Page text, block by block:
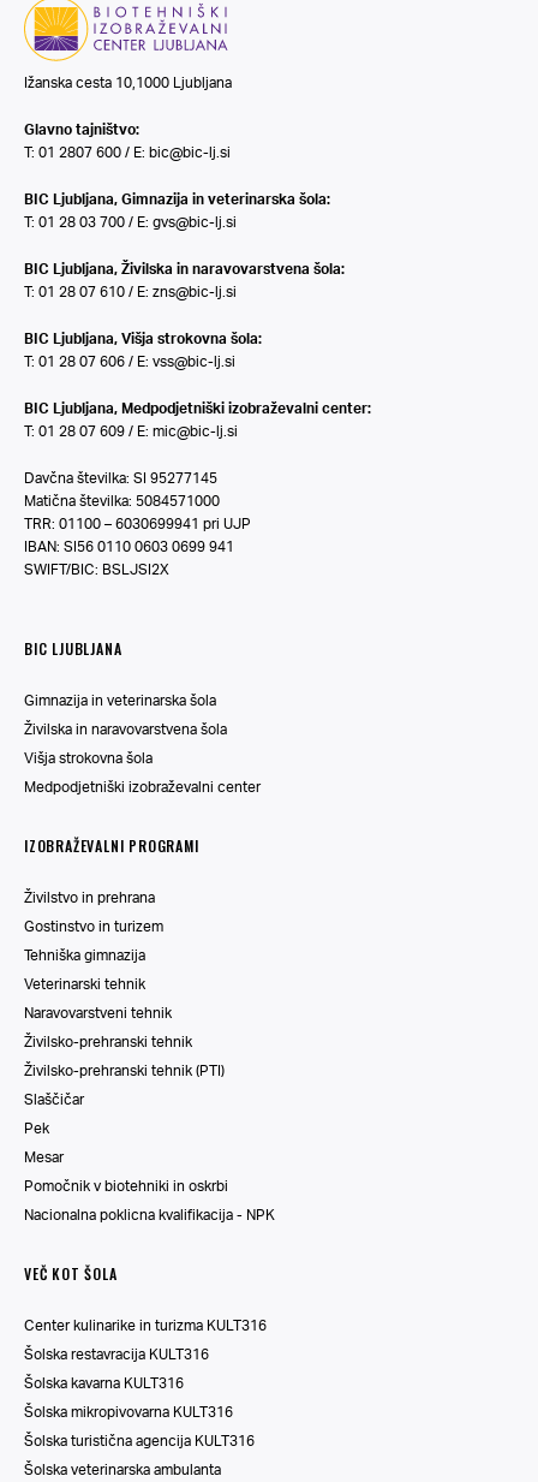
Ižanska cesta 10,1000 Ljubljana
Glavno tajništvo:
T: 01 2807 600 / E: bic@bic-lj.si
BIC Ljubljana, Gimnazija in veterinarska šola:
T: 01 28 03 700 / E: gvs@bic-lj.si
BIC Ljubljana, Živilska in naravovarstvena šola:
T: 01 28 07 610 / E: zns@bic-lj.si
BIC Ljubljana, Višja strokovna šola:
T: 01 28 07 606 / E: vss@bic-lj.si
BIC Ljubljana, Medpodjetniški izobraževalni center:
T: 01 28 07 609 / E: mic@bic-lj.si
Davčna številka: SI 95277145
Matična številka: 5084571000
TRR: 01100 – 6030699941 pri UJP
IBAN: SI56 0110 0603 0699 941
SWIFT/BIC: BSLJSI2X
BIC LJUBLJANA
Gimnazija in veterinarska šola
Živilska in naravovarstvena šola
Višja strokovna šola
Medpodjetniški izobraževalni center
IZOBRAŽEVALNI PROGRAMI
Živilstvo in prehrana
Gostinstvo in turizem
Tehniška gimnazija
Veterinarski tehnik
Naravovarstveni tehnik
Živilsko-prehranski tehnik
Živilsko-prehranski tehnik (PTI)
Slaščičar
Pek
Mesar
Pomočnik v biotehniki in oskrbi
Nacionalna poklicna kvalifikacija - NPK
VEČ KOT ŠOLA
Center kulinarike in turizma KULT316
Šolska restavracija KULT316
Šolska kavarna KULT316
Šolska mikropivovarna KULT316
Šolska turistična agencija KULT316
Šolska veterinarska ambulanta